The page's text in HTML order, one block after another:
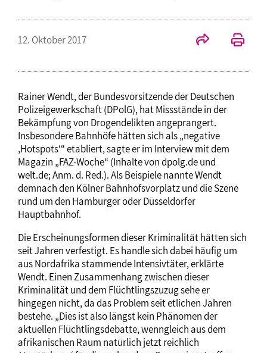
12. Oktober 2017
Rainer Wendt, der Bundesvorsitzende der Deutschen
Polizeigewerkschaft (DPolG), hat Missstände in der
Bekämpfung von Drogendelikten angeprangert.
Insbesondere Bahnhöfe hätten sich als „negative
‚Hotspots‘“ etabliert, sagte er im Interview mit dem
Magazin „FAZ-Woche“ (Inhalte von dpolg.de und
welt.de; Anm. d. Red.). Als Beispiele nannte Wendt
demnach den Kölner Bahnhofsvorplatz und die Szene
rund um den Hamburger oder Düsseldorfer
Hauptbahnhof.
Die Erscheinungsformen dieser Kriminalität hätten sich
seit Jahren verfestigt. Es handle sich dabei häufig um
aus Nordafrika stammende Intensivtäter, erklärte
Wendt. Einen Zusammenhang zwischen dieser
Kriminalität und dem Flüchtlingszuzug sehe er
hingegen nicht, da das Problem seit etlichen Jahren
bestehe. „Dies ist also längst kein Phänomen der
aktuellen Flüchtlingsdebatte, wenngleich aus dem
afrikanischen Raum natürlich jetzt reichlich